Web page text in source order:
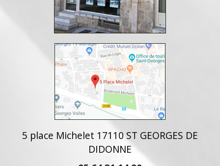
5 place Michelet 17110 ST GEORGES DE
DIDONNE